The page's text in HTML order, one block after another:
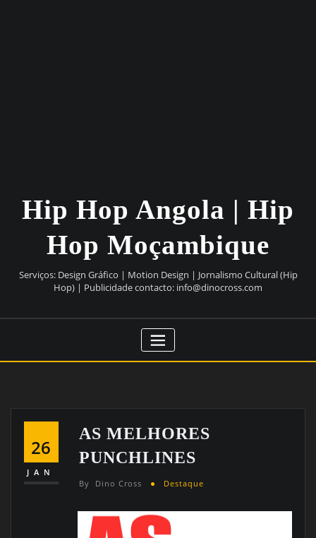
Hip Hop Angola | Hip
Hop Moçambique
Serviços: Design Gráfico | Motion Design | Jornalismo Cultural (Hip
Hop) | Publicidade contacto: info@dinocross.com
26
JAN
AS MELHORES
PUNCHLINES
By Dino Cross Destaque